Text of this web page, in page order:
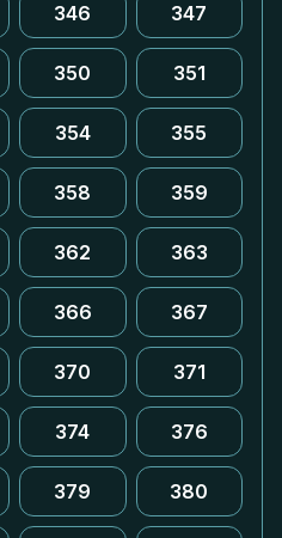
346 347
350 351
354 355
358 359
362 363
366 367
370 371
374 376
379 380